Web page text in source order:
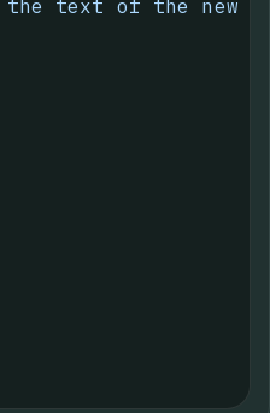
text of the new